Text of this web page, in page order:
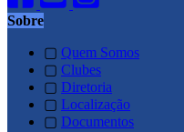
Sobre
▢ Quem Somos
▢ Clubes
▢ Diretoria
▢ Localização
▢ Documentos